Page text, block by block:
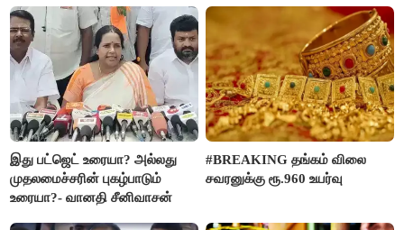
இது பட்ஜெட் உரையா? அல்லது
முதலமைச்சரின் புகழ்பாடும்
உரையா?- வானதி சீனிவாசன்
#BREAKING தங்கம் விலை
சவரனுக்கு ரூ.960 உயர்வு